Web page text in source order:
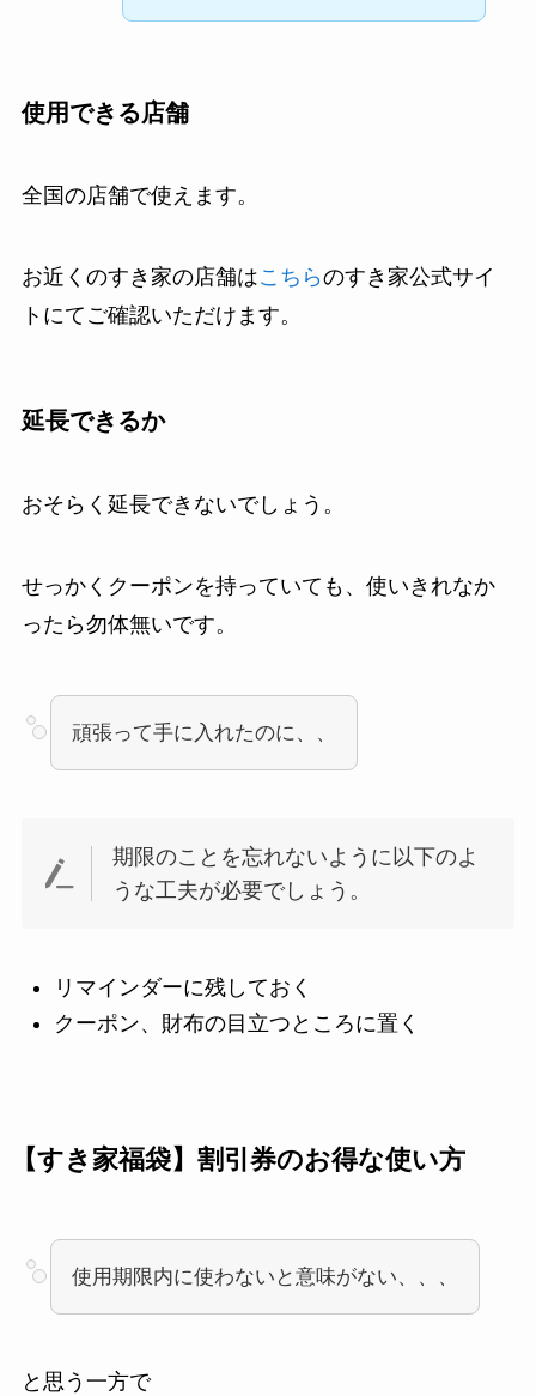
使用できる店舗
全国の店舗で使えます。
お近くのすき家の店舗はこちらのすき家公式サイ
トにてご確認いただけます。
延長できるか
おそらく延長できないでしょう。
せっかくクーポンを持っていても、使いきれなか
ったら勿体無いです。
頑張って手に入れたのに、、
期限のことを忘れないように以下のよ
うな工夫が必要でしょう。
リマインダーに残しておく
クーポン、財布の目立つところに置く
【すき家福袋】 割引券のお得な使い方
使用期限内に使わないと意味がない、、、
と思う一方で